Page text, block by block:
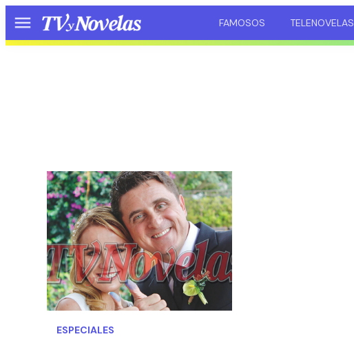
Menú FAMOSOS TELENOVELAS
ESPECIALES